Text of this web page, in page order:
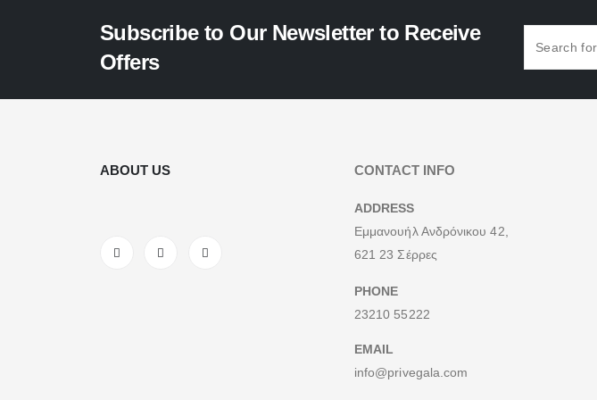
Subscribe to Our Newsletter to Receive
Offers
ABOUT US CONTACT INFO
ADDRESS
Εμμανουήλ Ανδρόνικου 42,
621 23 Σέρρες
PHONE
23210 55222
EMAIL
info@privegala.com